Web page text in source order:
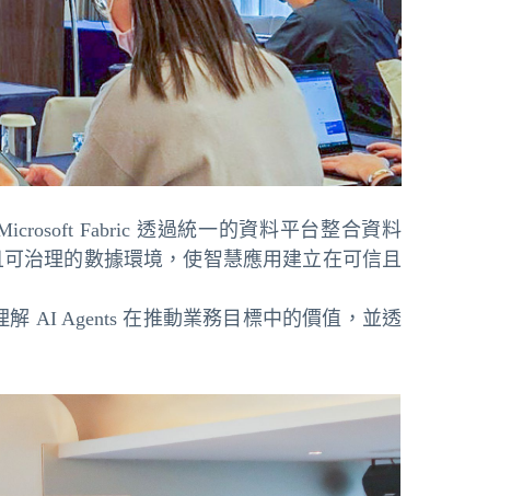
Fabric 透過統一的資料平台整合資料
治理的數據環境，使智慧應用建立在可信且
AI Agents 在推動業務目標中的價值，並透